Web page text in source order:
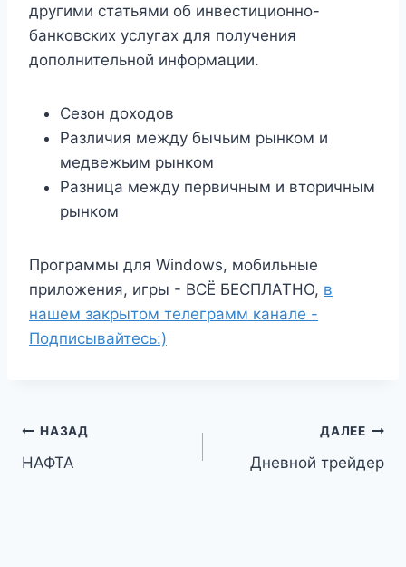
другими статьями об инвестиционно-
банковских услугах для получения
дополнительной информации.
Сезон доходов
Различия между бычьим рынком и
медвежьим рынком
Разница между первичным и вторичным
рынком
Программы для Windows, мобильные
приложения, игры - ВСЁ БЕСПЛАТНО, в
нашем закрытом телеграмм канале -
Подписывайтесь:)
Навигация
по
НАЗАД
НАФТА
ДАЛЕЕ
Дневной трейдер